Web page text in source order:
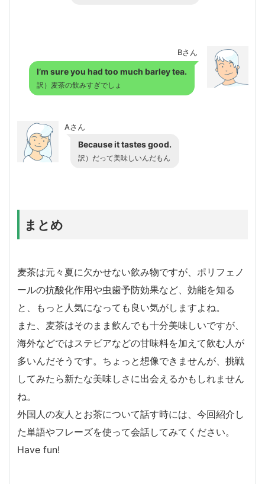
Bさん
I’m sure you had too much barley tea.
訳）麦茶の飲みすぎでしょ
Aさん
Because it tastes good.
訳）だって美味しいんだもん
まとめ
麦茶は元々夏に欠かせない飲み物ですが、ポリフェノ
ールの抗酸化作用や虫歯予防効果など、効能を知る
と、もっと人気になっても良い気がしますよね。
また、麦茶はそのまま飲んでも十分美味しいですが、
海外などではステビアなどの甘味料を加えて飲む人が
多いんだそうです。ちょっと想像できませんが、挑戦
してみたら新たな美味しさに出会えるかもしれません
ね。
外国人の友人とお茶について話す時には、今回紹介し
た単語やフレーズを使って会話してみてください。
Have fun!